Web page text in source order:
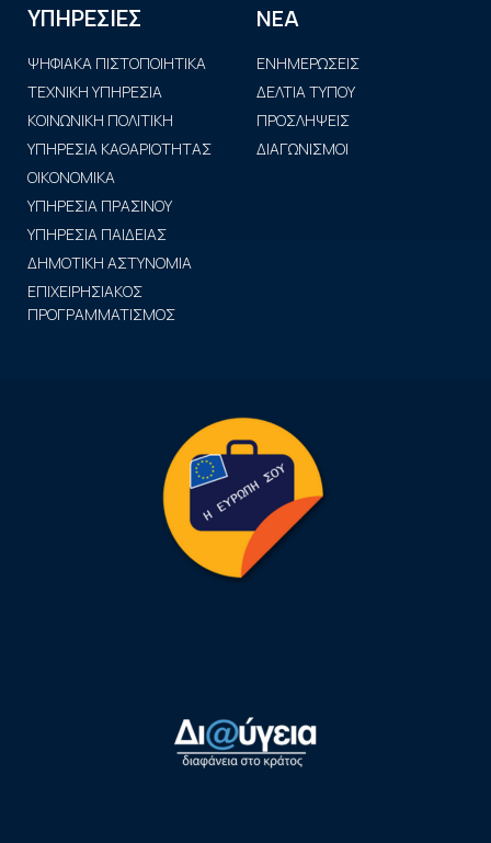
ΥΠΗΡΕΣΙΕΣ
ΨΗΦΙΑΚΑ ΠΙΣΤΟΠΟΙΗΤΙΚΑ
ΤΕΧΝΙΚΗ ΥΠΗΡΕΣΙΑ
ΚΟΙΝΩΝΙΚΗ ΠΟΛΙΤΙΚΗ
ΥΠΗΡΕΣΙΑ ΚΑΘΑΡΙΟΤΗΤΑΣ
ΟΙΚΟΝΟΜΙΚΑ
ΥΠΗΡΕΣΙΑ ΠΡΑΣΙΝΟΥ
ΥΠΗΡΕΣΙΑ ΠΑΙΔΕΙΑΣ
ΔΗΜΟΤΙΚΗ ΑΣΤΥΝΟΜΙΑ
ΕΠΙΧΕΙΡΗΣΙΑΚΟΣ
ΠΡΟΓΡΑΜΜΑΤΙΣΜΟΣ
ΝΕΑ
ΕΝΗΜΕΡΩΣΕΙΣ
ΔΕΛΤΙΑ ΤΥΠΟΥ
ΠΡΟΣΛΗΨΕΙΣ
ΔΙΑΓΩΝΙΣΜΟΙ